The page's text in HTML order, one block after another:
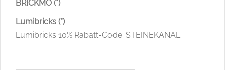
BRICKMO (*)
Lumibricks (*)
Lumibricks 10% Rabatt-Code: STEINEKANAL